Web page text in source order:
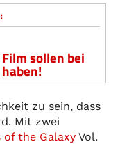
sollen bei
zu sein, dass
Mit zwei
of the Galaxy Vol.